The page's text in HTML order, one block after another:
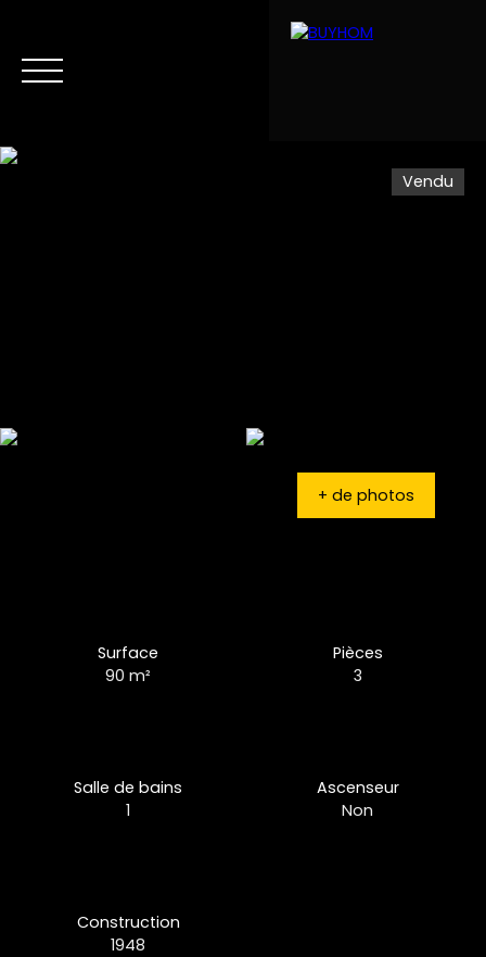
Vendu
+ de photos
Surface
90m²
Pièces
3
Salle de bains
1
Ascenseur
Non
Construction
1948